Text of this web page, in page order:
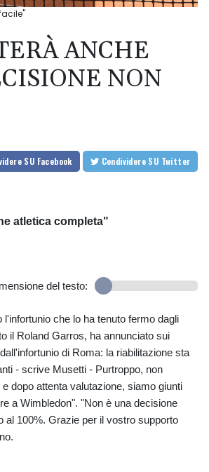
ANCHE
NON
SU Facebook Condividere SU Twitter
atletica completa"
del testo:
che lo ha tenuto fermo dagli
il Roland Garros, ha annunciato sui
di Roma: la riabilitazione sta
- scrive Musetti - Purtroppo, non
dopo attenta valutazione, siamo giunti
a Wimbledon". "Non è una decisione
al 100%. Grazie per il vostro supporto